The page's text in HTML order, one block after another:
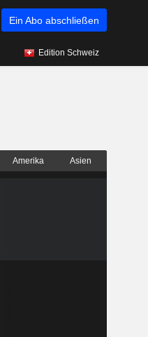
Ein Abo abschließen
Edition Schweiz
Amerika Asien